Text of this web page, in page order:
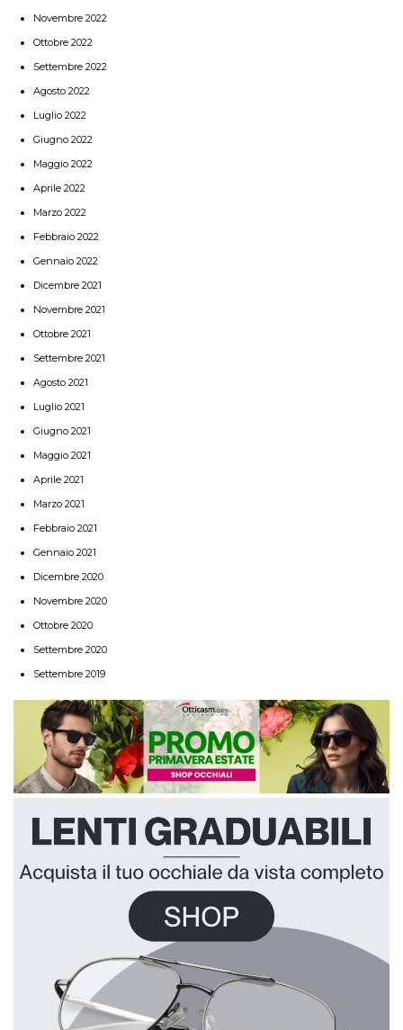
Novembre 2022
Ottobre 2022
Settembre 2022
Agosto 2022
Luglio 2022
Giugno 2022
Maggio 2022
Aprile 2022
Marzo 2022
Febbraio 2022
Gennaio 2022
Dicembre 2021
Novembre 2021
Ottobre 2021
Settembre 2021
Agosto 2021
Luglio 2021
Giugno 2021
Maggio 2021
Aprile 2021
Marzo 2021
Febbraio 2021
Gennaio 2021
Dicembre 2020
Novembre 2020
Ottobre 2020
Settembre 2020
Settembre 2019